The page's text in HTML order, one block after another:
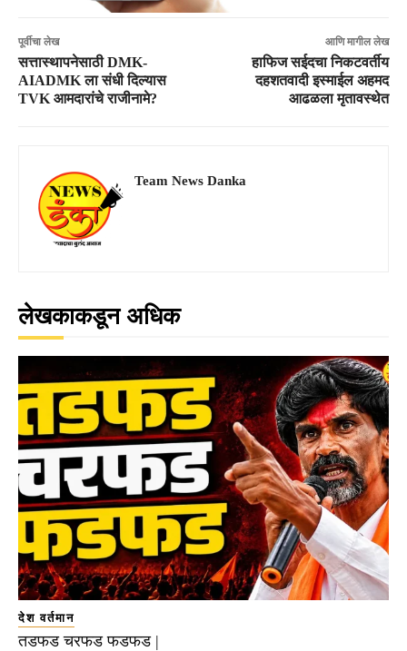
पूर्वीचा लेख
सत्तास्थापनेसाठी DMK-
AIADMK ला संधी दिल्यास
TVK आमदारांचे राजीनामे?
आणि मागील लेख
हाफिज सईदचा निकटवर्तीय
दहशतवादी इस्माईल अहमद
आढळला मृतावस्थेत
Team News Danka
लेखकाकडून अधिक
देश वर्तमान
तडफड चरफड फडफड |